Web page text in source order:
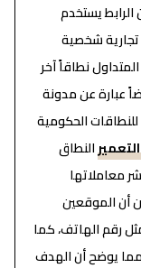
يستخدم
شخصية
نطاقاً آخر
عبارة عن مدونة
للنطاقات الحكومية
النطاق
معاملاتها
أن الموقعين
رقم الهاتف، كما
مما يوضح أن الهدف